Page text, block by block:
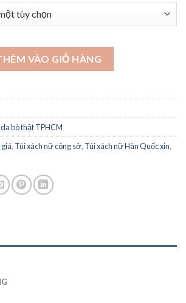
cao cấp Da Bò 2024 - STX464 số lượng
VÀO GIỎ HÀNG
bò thật TPHCM
, Túi xách nữ công sở, Túi xách nữ Hàn Quốc xin,